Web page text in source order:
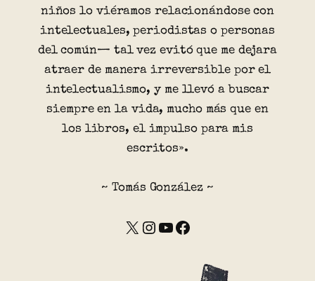
niños lo viéramos relacionándose con
intelectuales, periodistas o personas
del común— tal vez evitó que me dejara
atraer de manera irreversible por el
intelectualismo, y me llevó a buscar
siempre en la vida, mucho más que en
los libros, el impulso para mis
escritos».
~ Tomás González ~
X Instagram YouTube Facebook